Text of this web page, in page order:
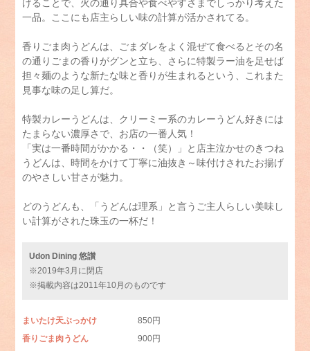
げることで、火の通り具合や食べやすさまでしっかり考えた
一品。ここにも店主らしい味の計算が活かされてる。
香りごま肉うどんは、ごまダレをよく混ぜて食べるとその名
の通りごまの香りがグンと立ち、さらに特製ラー油を足せば
担々麺のような新たな味と香りが生まれるという、これまた
見事な味の足し算だ。
特製カレーうどんは、クリーミー系のカレーうどん好きには
たまらない濃厚さで、お店の一番人気！
「実は一番時間がかかる・・（笑）」と店主泣かせのきつね
うどんは、時間をかけて丁寧に油抜き～味付けされたお揚げ
のやさしい甘さが魅力。
どのうどんも、「うどんは理系」と言うご主人らしい美味し
い計算がされた珠玉の一杯だ！
Udon Dining 悠讃
※2019年3月に閉店
※掲載内容は2011年10月のものです
まいたけ天ぶっかけ
850円
香りごま肉うどん
900円